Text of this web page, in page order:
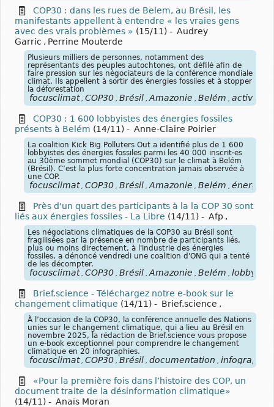
COP30 : dans les rues de Belem, au Brésil, les
manifestants appellent à entendre « les vraies gens
avec des vrais problèmes » (15/11) - Audrey
Garric , Perrine Mouterde
Plusieurs milliers de personnes, notamment des
représentants des peuples autochtones, ont défilé afin de
faire pression sur les négociateurs de la conférence mondiale
climat. Ils appellent à sortir des énergies fossiles et à stopper
la déforestation
focusclimat COP30 Brésil Amazonie Belém activisme
COP30 : 1 600 lobbyistes des énergies fossiles
présents à Belém (14/11) - Anne-Claire Poirier
La coalition Kick Big Polluters Out a identifié plus de 1 600
lobbyistes des énergies fossiles parmi les 40 000 inscrit·es
au 30ème sommet mondial (COP30) sur le climat à Belém
(Brésil). C’est la plus forte concentration jamais observée à
une COP.
focusclimat COP30 Brésil Amazonie Belém énergies
Près d'un quart des participants à la la COP 30 sont
liés aux énergies fossiles - La Libre (14/11) - Afp ,
Les négociations climatiques de la COP30 au Brésil sont
fragilisées par la présence en nombre de participants liés,
plus ou moins directement, à l'industrie des énergies
fossiles, a dénoncé vendredi une coalition d'ONG qui a tenté
de les décompter.
focusclimat COP30 Brésil Amazonie Belém lobbying
Brief.science - Téléchargez notre e-book sur le
changement climatique (14/11) - Brief.science ,
À l’occasion de la COP30, la conférence annuelle des Nations
unies sur le changement climatique, qui a lieu au Brésil en
novembre 2025, la rédaction de Brief.science vous propose
un e-book exceptionnel pour comprendre le changement
climatique en 20 infographies.
focusclimat COP30 Brésil documentation
«Pour la première fois dans l’histoire des COP, un
document traite de la désinformation climatique»
(14/11) - Anaïs Moran